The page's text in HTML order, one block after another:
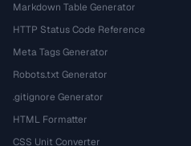
Markdown Table Generator
HTTP Status Code Reference
Meta Tags Generator
Robots.txt Generator
.gitignore Generator
HTML Formatter
CSS Unit Converter